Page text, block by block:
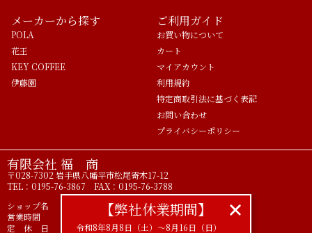
メーカーから探す
POLA
花王
KEY COFFEE
伊藤園
ご利用ガイド
お買い物について
カート
マイアカウント
利用規約
特定商取引法に基づく表記
お問い合わせ
プライバシーポリシー
有限会社 福 商
〒028-7302 岩手県八幡平市松尾寄木17-12
TEL：0195-76-3867 FAX：0195-76-3788
ショップ名 ライフアメニティ POLA正規代理店
営業時間 9時00分～17時00分
定 休 日 土 日 祝
【弊社休業期間】
令和8年8月8日（土）〜8月16日（日）